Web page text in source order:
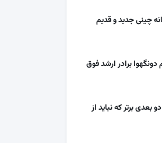
چینی جدید و قدیم
برادر ارشد فوق
دو بعدی برتر که نباید از